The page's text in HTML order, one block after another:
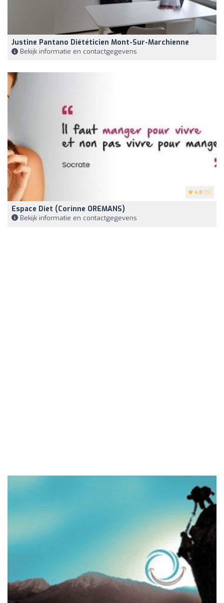
Justine Pantano Diététicien Mont-Sur-Marchienne
Bekijk informatie en contactgegevens
4.8 (5)
Espace Diet (Corinne OREMANS)
Bekijk informatie en contactgegevens